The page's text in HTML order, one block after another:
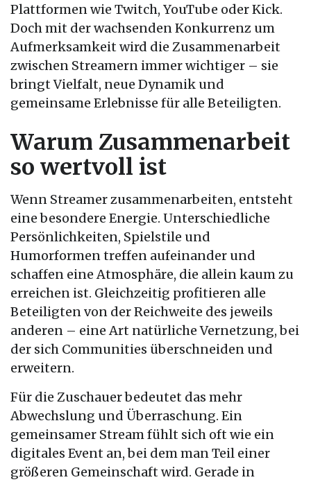
Plattformen wie Twitch, YouTube oder Kick.
Doch mit der wachsenden Konkurrenz um
Aufmerksamkeit wird die Zusammenarbeit
zwischen Streamern immer wichtiger – sie
bringt Vielfalt, neue Dynamik und
gemeinsame Erlebnisse für alle Beteiligten.
Warum Zusammenarbeit
so wertvoll ist
Wenn Streamer zusammenarbeiten, entsteht
eine besondere Energie. Unterschiedliche
Persönlichkeiten, Spielstile und
Humorformen treffen aufeinander und
schaffen eine Atmosphäre, die allein kaum zu
erreichen ist. Gleichzeitig profitieren alle
Beteiligten von der Reichweite des jeweils
anderen – eine Art natürliche Vernetzung, bei
der sich Communities überschneiden und
erweitern.
Für die Zuschauer bedeutet das mehr
Abwechslung und Überraschung. Ein
gemeinsamer Stream fühlt sich oft wie ein
digitales Event an, bei dem man Teil einer
größeren Gemeinschaft wird. Gerade in